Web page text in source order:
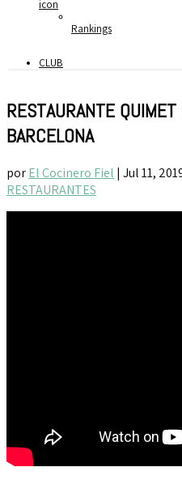
Rankings
CLUB
RESTAURANTE
BARCELONA
porEl Cocinero Fiel | Jul 11,
RESTAURANTES